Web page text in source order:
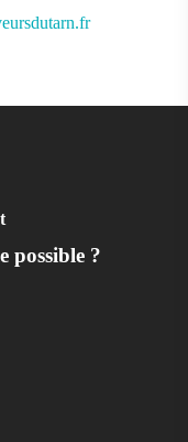
possible ?